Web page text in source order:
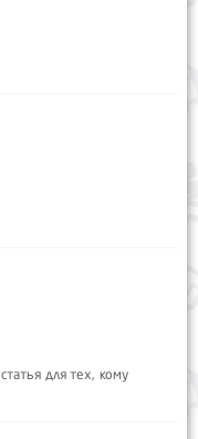
для тех, кому